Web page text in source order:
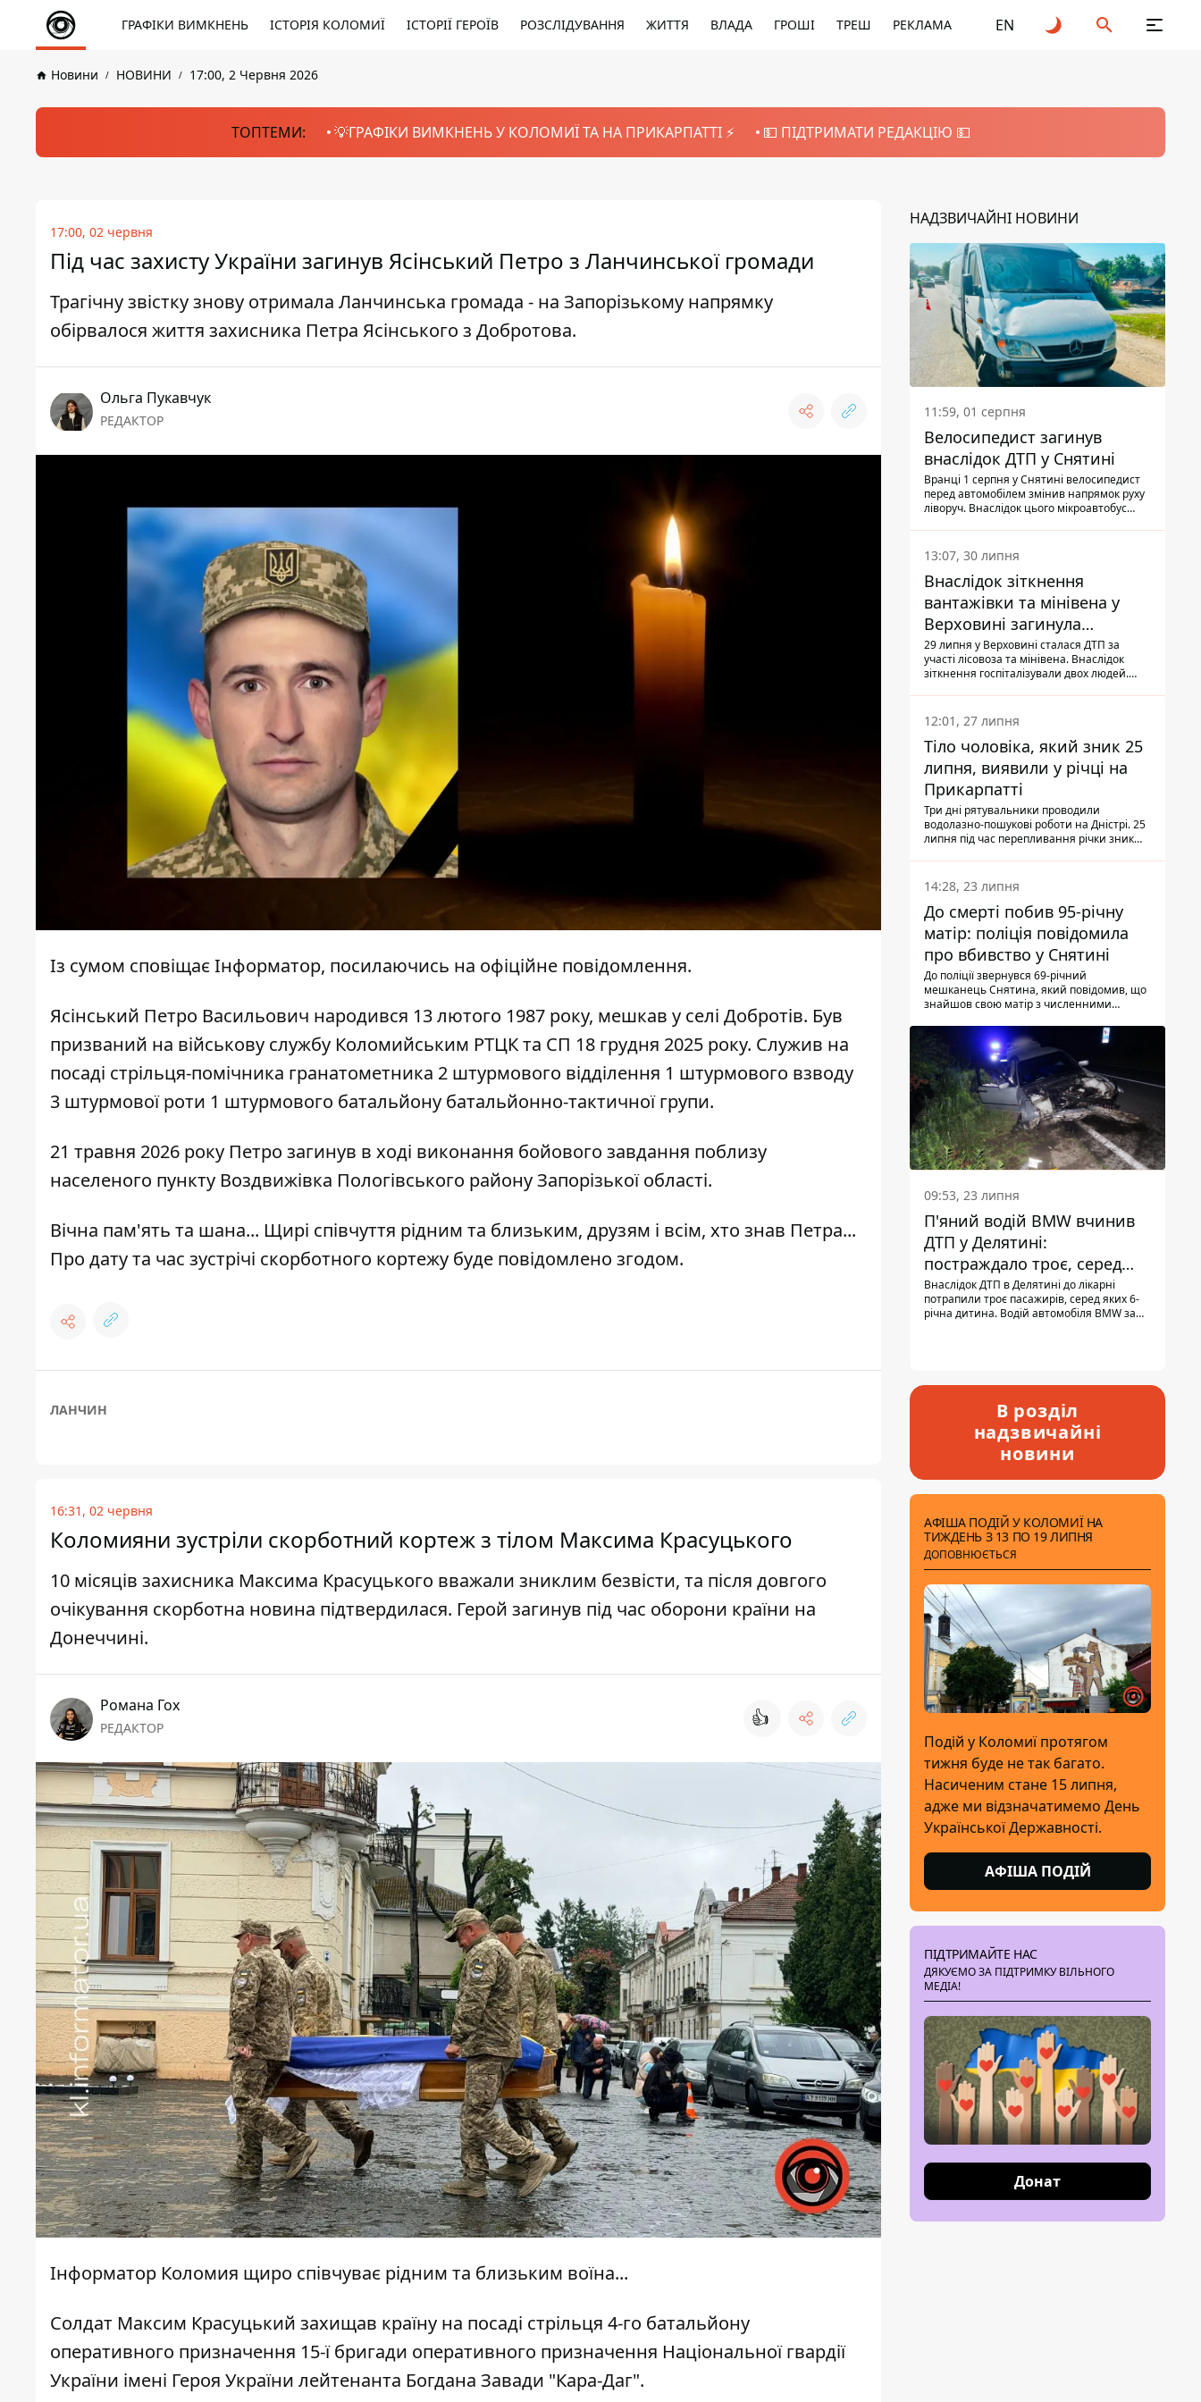
ГРАФІКИ ВИМКНЕНЬ ІСТОРІЯ КОЛОМИЇ ІСТОРІЇ ГЕРОЇВ РОЗСЛІДУВАННЯ ЖИТТЯ ВЛАДА ГРОШІ ТРЕШ РЕКЛАМА EN
Новини НОВИНИ 17:00, 2 Червня 2026
ТОПТЕМИ: 💡ГРАФІКИ ВИМКНЕНЬ У КОЛОМИЇ ТА НА ПРИКАРПАТТІ ⚡️ 💵 ПІДТРИМАТИ РЕДАКЦІЮ 💵
17:00, 02 червня
Під час захисту України загинув Ясінський Петро з Ланчинської громади
Трагічну звістку знову отримала Ланчинська громада - на Запорізькому напрямку
обірвалося життя захисника Петра Ясінського з Добротова.
Ольга Пукавчук
РЕДАКТОР
Із сумом сповіщає Інформатор, посилаючись на офіційне повідомлення.
Ясінський Петро Васильович народився 13 лютого 1987 року, мешкав у селі Добротів. Був
призваний на військову службу Коломийським РТЦК та СП 18 грудня 2025 року. Служив на
посаді стрільця-помічника гранатометника 2 штурмового відділення 1 штурмового взводу
3 штурмової роти 1 штурмового батальйону батальйонно-тактичної групи.
21 травня 2026 року Петро загинув в ході виконання бойового завдання поблизу
населеного пункту Воздвижівка Пологівського району Запорізької області.
Вічна пам'ять та шана... Щирі співчуття рідним та близьким, друзям і всім, хто знав Петра...
Про дату та час зустрічі скорботного кортежу буде повідомлено згодом.
ЛАНЧИН
16:31, 02 червня
Коломияни зустріли скорботний кортеж з тілом Максима Красуцького
10 місяців захисника Максима Красуцького вважали зниклим безвісти, та після довгого
очікування скорботна новина підтвердилася. Герой загинув під час оборони країни на
Донеччині.
Романа Гох
РЕДАКТОР 👍
Інформатор Коломия щиро співчуває рідним та близьким воїна...
Солдат Максим Красуцький захищав країну на посаді стрільця 4-го батальйону
оперативного призначення 15-ї бригади оперативного призначення Національної гвардії
України імені Героя України лейтенанта Богдана Завади "Кара-Даг".
НАДЗВИЧАЙНІ НОВИНИ
11:59, 01 серпня
Велосипедист загинув
внаслідок ДТП у Снятині
Вранці 1 серпня у Снятині велосипедист
перед автомобілем змінив напрямок руху
ліворуч. Внаслідок цього мікроавтобус
13:07, 30 липня
Внаслідок зіткнення
вантажівки та мінівена у
Верховині загинула
пасажирка, водійка - у
лікарні
29 липня у Верховині сталася ДТП за
участі лісовоза та мінівена. Внаслідок
зіткнення госпіталізували двох людей.
Також травми отримала водійка
автомобіля.
12:01, 27 липня
Тіло чоловіка, який зник 25
липня, виявили у річці на
Прикарпатті
Три дні рятувальники проводили
водолазно-пошукові роботи на Дністрі. 25
липня під час перепливання річки зник
виявили тіло.
14:28, 23 липня
До смерті побив 95-річну
матір: поліція повідомила
про вбивство у Снятині
До поліції звернувся 69-річний
мешканець Снятина, який повідомив, що
знайшов свою матір з численними
з'ясували правоохоронці, ці травми жінці
наніс її син.
09:53, 23 липня
П'яний водій BMW вчинив
ДТП у Делятині:
постраждало троє, серед
них - дитина
Внаслідок ДТП в Делятині до лікарні
потрапили троє пасажирів, серед яких 6-
річна дитина. Водій автомобіля BMW за
В розділ
надзвичайні
новини
АФІША ПОДІЙ У КОЛОМИЇ НА
ТИЖДЕНЬ З 13 ПО 19 ЛИПНЯ
ДОПОВНЮЄТЬСЯ
Подій у Коломиї протягом
тижня буде не так багато.
Насиченим стане 15 липня,
адже ми відзначатимемо День
Української Державності.
АФІША ПОДІЙ
ПІДТРИМАЙТЕ НАС
ДЯКУЄМО ЗА ПІДТРИМКУ ВІЛЬНОГО
МЕДІА!
Донат